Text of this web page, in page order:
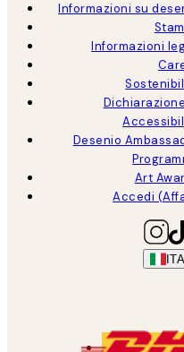
Informazioni su
Informazioni
Desenio
Art
Accedi
ITA